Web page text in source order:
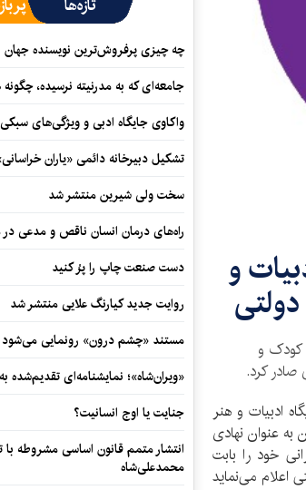
و
کودک و
صادر کرد.
ادبیات و هنر
عنوان نهادی
خود را بابت
اعلام می‌نماید
چه چیزی پرفروش‌ترین نویسنده جهان
جامعه‌ای که به مدرنیته نرسیده،
واکاوی جایگاه ادبی و ویژگی‌های
تشکیل دبیرخانه دائمی «یاران
سخت ولی شیرین منتشر شد
راه‌های درمان انسان ناقص و مدعی
دست صنعت چاپ را پرُ کنید
روایت جدید کیارنگ علایی منتشر شد
مستند «چشم درون» رونمایی می‌شود
«ویران‌شاه»؛ نمایشنامه‌ای تقدیم‌شده
جنایت یا اوج انسانیت؟
انتشار متمم قانون اساسی مشروطه
محمدعلی‌شاه